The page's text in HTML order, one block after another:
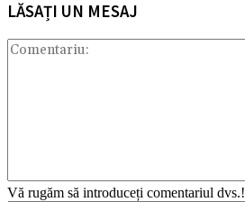
LĂSAȚI UN MESAJ
Vă rugăm să introduceți comentariul dvs.!